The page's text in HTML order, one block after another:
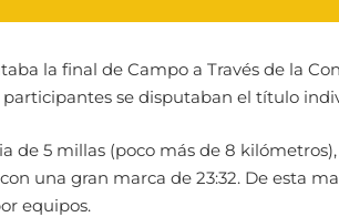
la final de Campo a Través de la
participantes se disputaban el título
de 5 millas (poco más de 8
una gran marca de 23:32. De esta
equipos.